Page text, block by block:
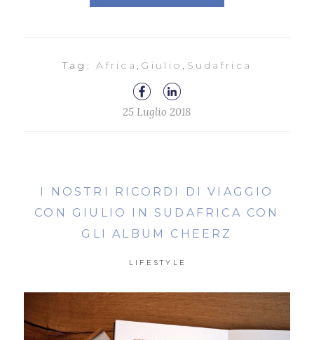
Tag:Africa , Giulio , Sudafrica
25 Luglio 2018
I NOSTRI RICORDI DI VIAGGIO
CON GIULIO IN SUDAFRICA CON
GLI ALBUM CHEERZ
LIFESTYLE